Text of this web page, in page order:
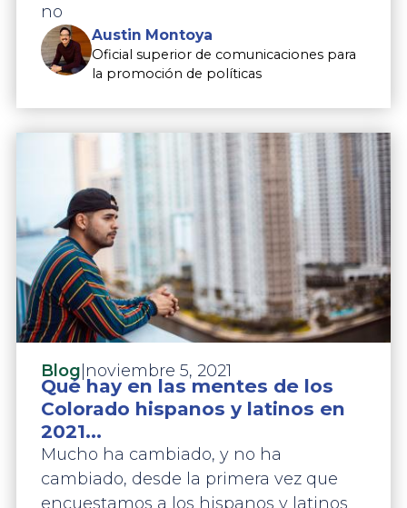
no
Austin Montoya
Oficial superior de comunicaciones para
la promoción de políticas
Blog noviembre 5, 2021
Qué hay en las mentes de los
Colorado hispanos y latinos en
2021...
Mucho ha cambiado, y no ha
cambiado, desde la primera vez que
encuestamos a los hispanos y latinos